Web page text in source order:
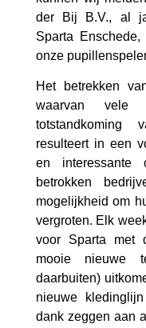
der Bij B.V., al
Sparta
onze
Het betrekken
waarvan
resulteert in een
en interessante
betrokken
mogelijkheid om
vergroten. Elk
voor Sparta met
mooie nieuwe
daarbuiten)
nieuwe
dank zeggen aan